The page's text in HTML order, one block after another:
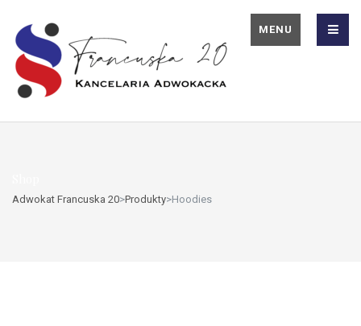
MENU
Adwokat Francuska 20>Produkty>Hoodies